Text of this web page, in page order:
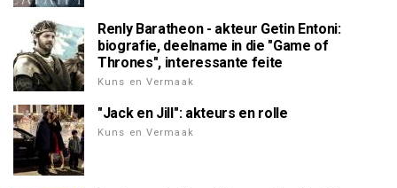
Renly Baratheon - akteur Getin Entoni:
biografie, deelname in die "Game of
Thrones", interessante feite
Kuns en Vermaak
"Jack en Jill": akteurs en rolle
Kuns en Vermaak